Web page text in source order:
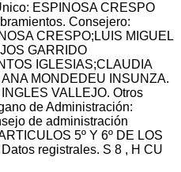
ESPINOSA CRESPO
Consejero:
CRESPO;LUIS MIGUEL
GARRIDO
IGLESIAS;CLAUDIA
MONDEDEU INSUNZA.
VALLEJO. Otros
de Administración:
de administración
5º Y 6º DE LOS
registrales. S 8 , H CU